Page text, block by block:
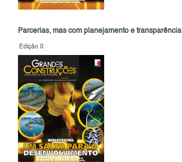
Parcerias, mas com planejamento e transparência
Edição 0